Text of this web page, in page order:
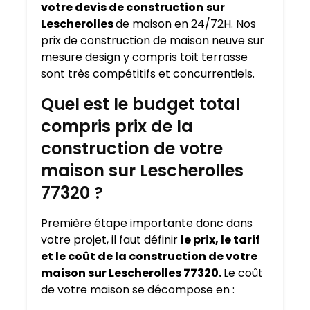
votre devis de construction sur
Lescherollesde maison en 24/72H. Nos
prix de construction de maison neuve sur
mesure design y compris toit terrasse
sont très compétitifs et concurrentiels.
Quel est le budget total
compris prix de la
construction de votre
maison sur Lescherolles
77320 ?
Première étape importante donc dans
votre projet, il faut définir le prix, le tarif
et le coût de la construction de votre
maison sur Lescherolles 77320.Le coût
de votre maison se décompose en :